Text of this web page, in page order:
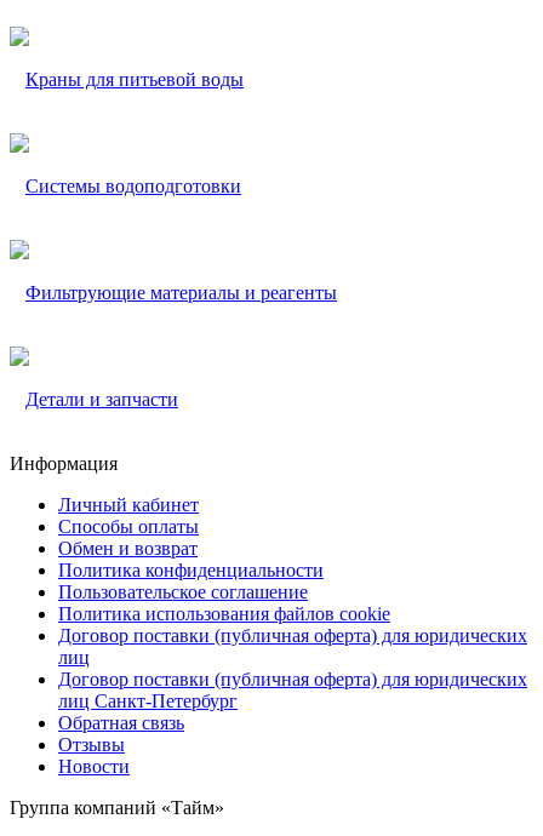
Краны для питьевой воды
Системы водоподготовки
Фильтрующие материалы и реагенты
Детали и запчасти
Информация
Личный кабинет
Способы оплаты
Обмен и возврат
Политика конфиденциальности
Пользовательское соглашение
Политика использования файлов cookie
Договор поставки (публичная оферта) для юридических
лиц
Договор поставки (публичная оферта) для юридических
лиц Санкт-Петербург
Обратная связь
Отзывы
Новости
Группа компаний «Тайм»